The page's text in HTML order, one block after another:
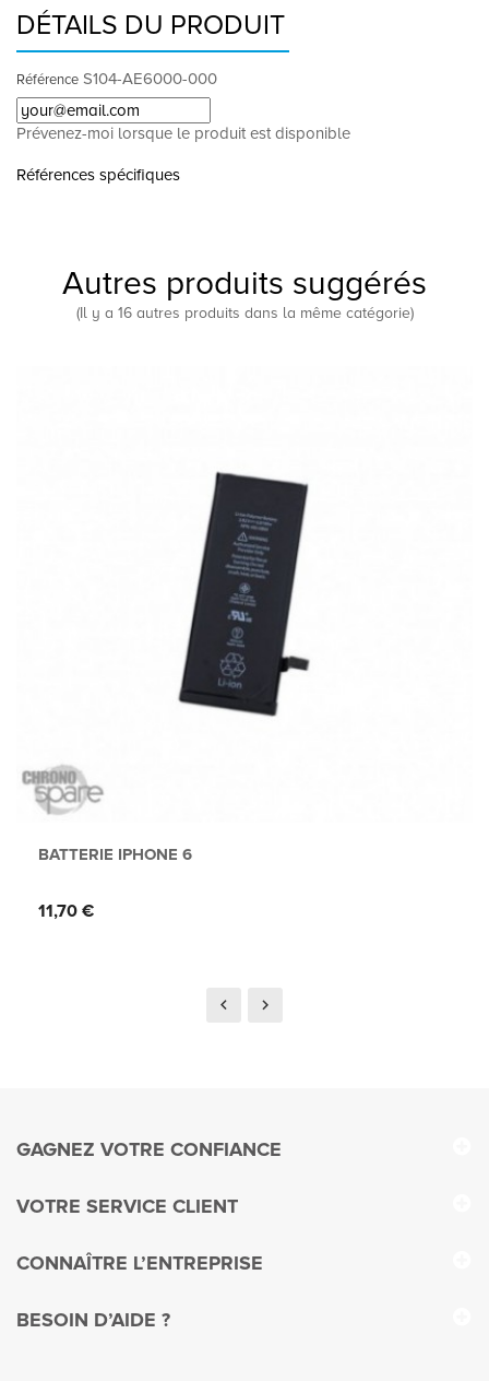
DÉTAILS DU PRODUIT
Référence S104-AE6000-000
Prévenez-moi lorsque le produit est disponible
Références spécifiques
Autres produits suggérés
(Il y a 16 autres produits dans la même catégorie)
BATTERIE IPHONE 6
Prix
11,70 €
GAGNEZ VOTRE CONFIANCE
VOTRE SERVICE CLIENT
CONNAÎTRE L’ENTREPRISE
BESOIN D’AIDE ?